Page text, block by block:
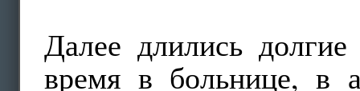
Далее длились
время в больнице, в